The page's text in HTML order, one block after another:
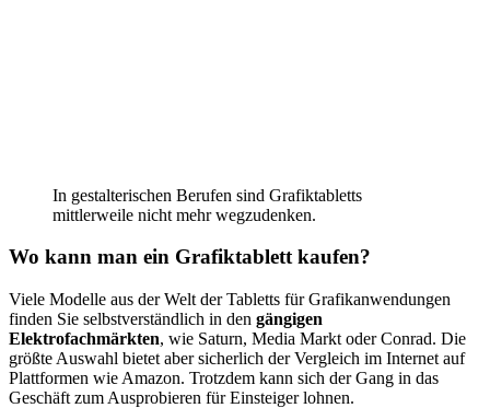
In gestalterischen Berufen sind Grafiktabletts
mittlerweile nicht mehr wegzudenken.
Wo kann man ein Grafiktablett kaufen?
Viele Modelle aus der Welt der Tabletts für Grafikanwendungen
finden Sie selbstverständlich in den gängigen
Elektrofachmärkten, wie Saturn, Media Markt oder Conrad. Die
größte Auswahl bietet aber sicherlich der Vergleich im Internet auf
Plattformen wie Amazon. Trotzdem kann sich der Gang in das
Geschäft zum Ausprobieren für Einsteiger lohnen.